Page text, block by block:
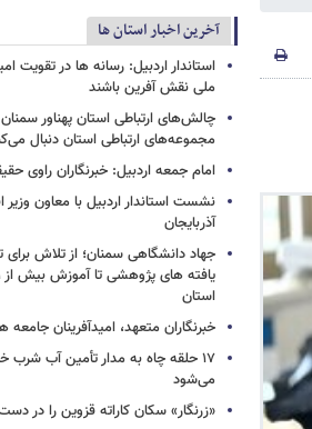
آخرین اخبار استان ها
استاندار اردبیل: رسانه ها در تقویت
ملی نقش‌ آفرین باشند
چالش‌های ارتباطی استان پهناور
مجموعه‌های ارتباطی استان دنبال
امام جمعه اردبیل: خبرنگاران راوی
نشست استاندار اردبیل با معاون
آذربایجان
جهاد دانشگاهی سمنان؛ از تلاش
استان
خبرنگاران متعهد، امیدآفرینان جامعه
۱۷ حلقه چاه به مدار تأمین آب شرب
می‌شود
«زرنگار» سکان کاراته قزوین را در